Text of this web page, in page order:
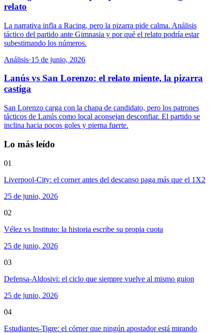
relato
La narrativa infla a Racing, pero la pizarra pide calma. Análisis
táctico del partido ante Gimnasia y por qué el relato podría estar
subestimando los números.
Análisis·15 de junio, 2026
Lanús vs San Lorenzo: el relato miente, la pizarra
castiga
San Lorenzo carga con la chapa de candidato, pero los patrones
tácticos de Lanús como local aconsejan desconfiar. El partido se
inclina hacia pocos goles y pierna fuerte.
Lo más leído
01
Liverpool-City: el corner antes del descanso paga más que el 1X2
25 de junio, 2026
02
Vélez vs Instituto: la historia escribe su propia cuota
25 de junio, 2026
03
Defensa-Aldosivi: el ciclo que siempre vuelve al mismo guion
25 de junio, 2026
04
Estudiantes-Tigre: el córner que ningún apostador está mirando